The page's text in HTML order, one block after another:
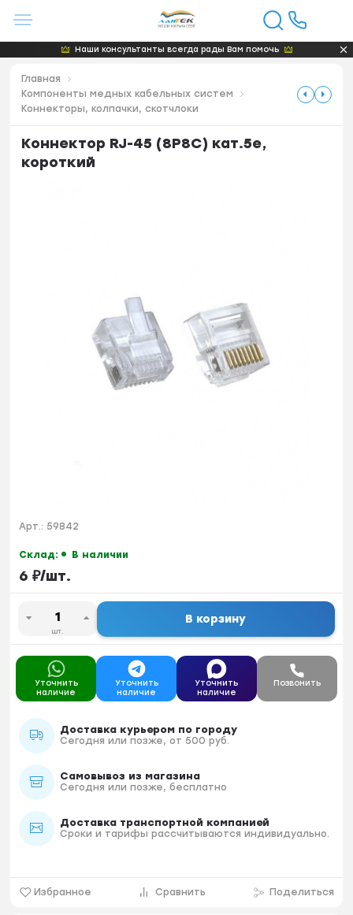
Наши консультанты всегда рады Вам помочь
Главная
Компоненты медных кабельных систем
Коннекторы, колпачки, скотчлоки
Коннектор RJ-45 (8P8C) кат.5е,
короткий
Арт.: 59842
Склад: В наличии
6 ₽/шт.
шт.
В корзину
Уточнить
наличие
Уточнить
наличие
Уточнить
наличие
Позвонить
Доставка курьером по городу
Сегодня или позже, от 500 руб.
Самовывоз из магазина
Сегодня или позже, бесплатно
Доставка транспортной компанией
Сроки и тарифы рассчитываются индивидуально.
Избранное Сравнить Поделиться